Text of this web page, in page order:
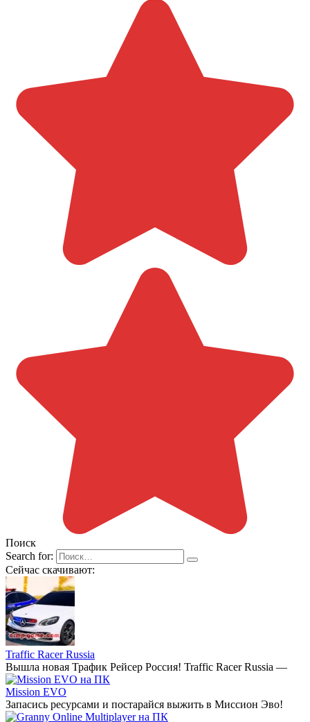
Поиск
Search for:
Сейчас скачивают:
Traffic Racer Russia
Вышла новая Трафик Рейсер Россия! Traffic Racer Russia —
Mission EVO
Запасись ресурсами и постарайся выжить в Миссион Эво!